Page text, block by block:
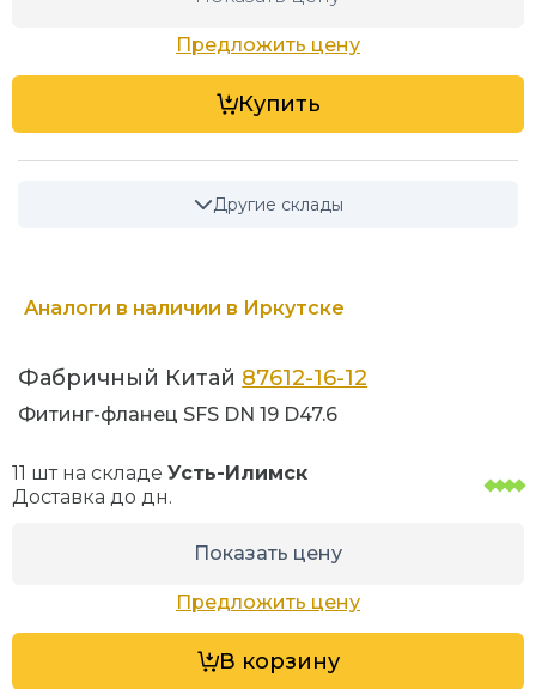
Предложить цену
Купить
Другие склады
Аналоги в наличии в Иркутске
Фабричный Китай 87612-16-12
Фитинг-фланец SFS DN 19 D47.6
11 шт на складеУсть-Илимск
Доставка додн.
Показать цену
Предложить цену
В корзину